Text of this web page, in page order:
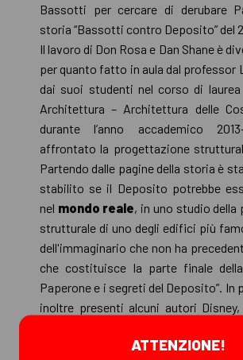
Bassotti per cercare di derubare
storia “Bassotti contro Deposito” del
Il lavoro di Don Rosa e Dan Shane è
per quanto fatto in aula dal professor
dai suoi studenti nel corso di
Architettura – Architettura delle
durante l’anno accademico
affrontato la progettazione
Partendo dalle pagine della storia è
stabilito se il Deposito potrebbe
nel mondo reale, in uno studio
strutturale di uno degli edifici più
dell'immaginario che non ha
che costituisce la parte finale
Paperone e i segreti del Deposito”. In
inoltre presenti alcuni autori
ore 17 - Ingresso liberoATTENZIONE!